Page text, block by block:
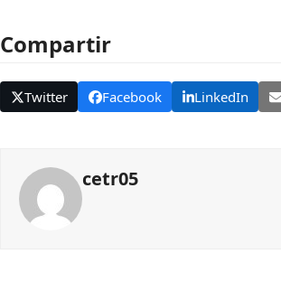
Compartir
Twitter Facebook LinkedIn
cetr05